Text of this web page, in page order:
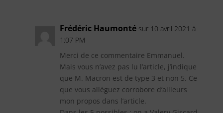
Frédéric Haumonté sur 10 avril 2021 à
1:07 PM
Merci de ce commentaire Emmanuel.
Mais vous n’avez pas lu l’article, j’indique
que M. Macron est de type 3 et non 5. Ce
que vous alléguez corrobore d’ailleurs
mon propos dans l’article.